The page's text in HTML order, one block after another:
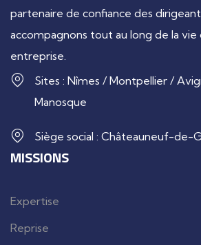
partenaire de confiance des
accompagnons tout au long de la
entreprise.
Sites : Nîmes / Montpellier /
Manosque
Siège social : Châteauneuf-de-
MISSIONS
Expertise
Reprise